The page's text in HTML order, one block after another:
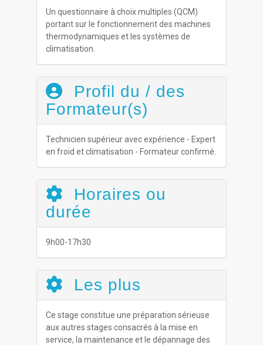
Un questionnaire à choix multiples (QCM)
portant sur le fonctionnement des machines
thermodynamiques et les systèmes de
climatisation.
Profil du / des
Formateur(s)
Technicien supérieur avec expérience - Expert
en froid et climatisation - Formateur confirmé.
Horaires ou
durée
9h00-17h30
Les plus
Ce stage constitue une préparation sérieuse
aux autres stages consacrés à la mise en
service, la maintenance et le dépannage des